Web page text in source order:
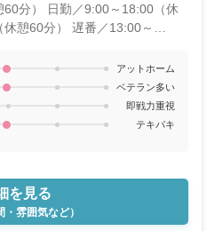
分）
日勤／9:00～18:00（休
憩60分）
遅番／13:00～
アットホーム
ベテラン多い
即戦力重視
テキパキ
を見る
・雰囲気など）